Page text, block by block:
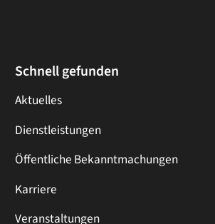
Schnell gefunden
Aktuelles
Dienstleistungen
Öffentliche Bekanntmachungen
Karriere
Veranstaltungen